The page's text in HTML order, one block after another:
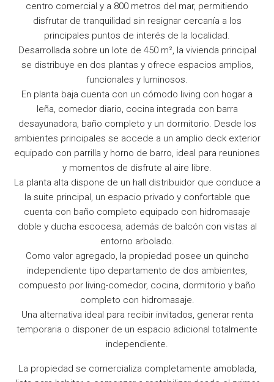
centro comercial y a 800 metros del mar, permitiendo
disfrutar de tranquilidad sin resignar cercanía a los
principales puntos de interés de la localidad.
Desarrollada sobre un lote de 450 m², la vivienda principal
se distribuye en dos plantas y ofrece espacios amplios,
funcionales y luminosos.
En planta baja cuenta con un cómodo living con hogar a
leña, comedor diario, cocina integrada con barra
desayunadora, baño completo y un dormitorio. Desde los
ambientes principales se accede a un amplio deck exterior
equipado con parrilla y horno de barro, ideal para reuniones
y momentos de disfrute al aire libre.
La planta alta dispone de un hall distribuidor que conduce a
la suite principal, un espacio privado y confortable que
cuenta con baño completo equipado con hidromasaje
doble y ducha escocesa, además de balcón con vistas al
entorno arbolado.
Como valor agregado, la propiedad posee un quincho
independiente tipo departamento de dos ambientes,
compuesto por living-comedor, cocina, dormitorio y baño
completo con hidromasaje.
Una alternativa ideal para recibir invitados, generar renta
temporaria o disponer de un espacio adicional totalmente
independiente.
La propiedad se comercializa completamente amoblada,